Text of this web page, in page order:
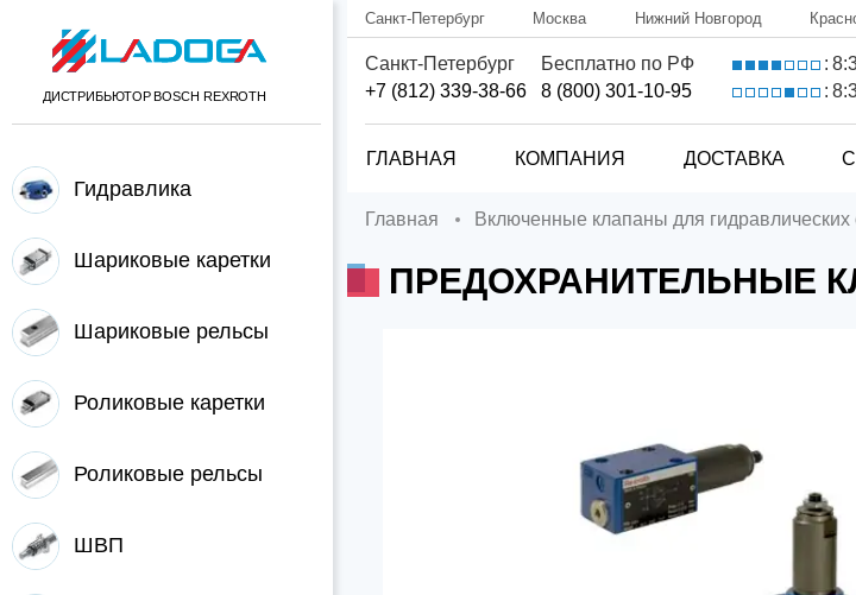
ДИСТРИБЬЮТОР BOSCH REXROTH
Гидравлика
Шариковые каретки
Шариковые рельсы
Роликовые каретки
Роликовые рельсы
ШВП
Санкт-Петербург Москва Нижний Новгород
Санкт-Петербург
+7 (812) 339-38-66
Бесплатно по РФ
8 (800) 301-10-95
:
:
ГЛАВНАЯ КОМПАНИЯ ДОСТАВКА
Главная Включенные клапаны для гидравлических
ПРЕДОХРАНИТЕЛЬНЫЕ